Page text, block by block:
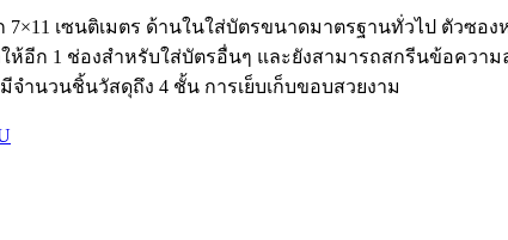
เซนติเมตร ด้านในใส่บัตรขนาดมาตรฐานทั่วไป ตัวซอ
อีก 1 ช่องสำหรับใส่บัตรอื่นๆ และยังสามารถสกรีนข้อควา
ำนวนชิ้นวัสดุถึง 4 ชั้น การเย็บเก็บขอบสวยงาม